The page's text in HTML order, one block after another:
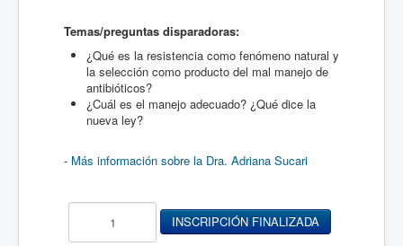
Temas/preguntas disparadoras:
¿Qué es la resistencia como fenómeno natural y
la selección como producto del mal manejo de
antibióticos?
¿Cuál es el manejo adecuado? ¿Qué dice la
nueva ley?
- Más información sobre la Dra. Adriana Sucari